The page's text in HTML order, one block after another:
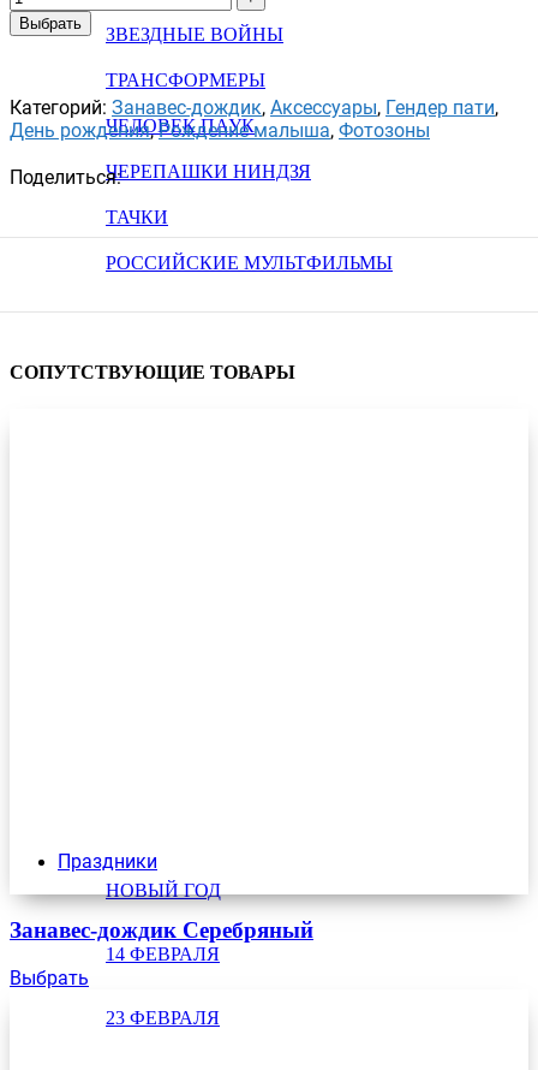
ЗВЕЗДНЫЕ ВОЙНЫ
ТРАНСФОРМЕРЫ
ЧЕЛОВЕК ПАУК
ЧЕРЕПАШКИ НИНДЗЯ
ТАЧКИ
РОССИЙСКИЕ МУЛЬТФИЛЬМЫ
Праздники
НОВЫЙ ГОД
14 ФЕВРАЛЯ
23 ФЕВРАЛЯ
Выбрать
Категорий: Занавес-дождик, Аксессуары, Гендер пати,
День рождения, Рождение малыша, Фотозоны
Поделиться:
СОПУТСТВУЮЩИЕ ТОВАРЫ
Занавес-дождик Серебряный
Выбрать